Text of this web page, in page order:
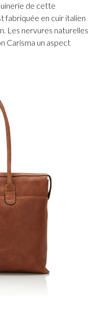
de cette
fabriquée en cuir italien
Les nervures naturelles
Carisma un aspect